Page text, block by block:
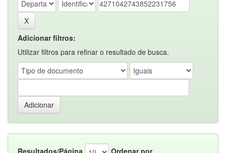
Adicionar filtros:
Utilizar filtros para refinar o resultado de busca.
Resultados/Página
Ordenar por